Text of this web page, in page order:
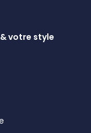
votre style